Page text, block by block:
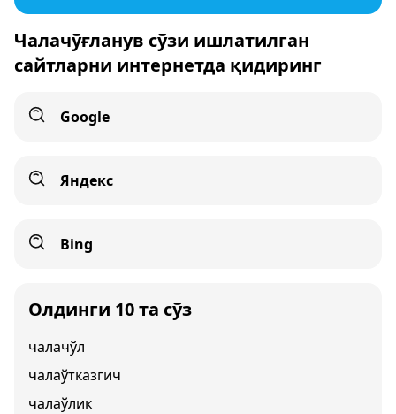
Чалачўғланув сўзи ишлатилган
сайтларни интернетда қидиринг
Google
Яндекс
Bing
Олдинги 10 та сўз
чалачўл
чалаўтказгич
чалаўлик